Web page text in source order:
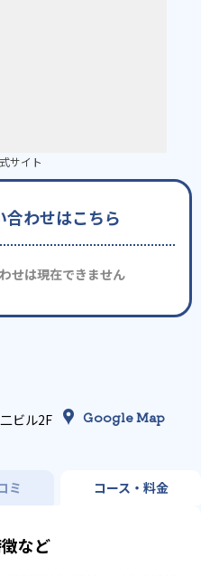
サイト
わせはこちら
せは現在できません
ビル2F Google Map
ミ コース・料金
など